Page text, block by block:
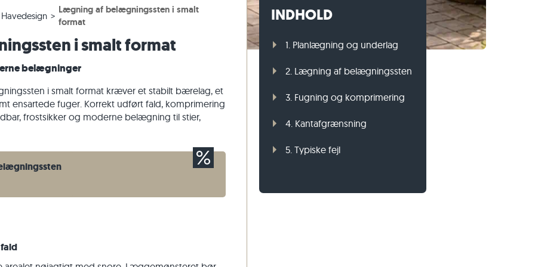
Belægningssten af kalksten
Belægningssten af gnejs
Mursten af travertin
Mursten af gnejs
Græsplænekant i gnejs
Havedesign
Lægning af belægningssten i smalt
format
i smalt format
belægninger
i smalt format kræver et stabilt bærelag, et
ensartede fuger. Korrekt udført fald, komprimering
frostsikker og moderne belægning til stier,
INDHOLD
1. Planlægning og underlag
2. Lægning af belægningssten
3. Fugning og komprimering
4. Kantafgrænsning
5. Typiske fejl